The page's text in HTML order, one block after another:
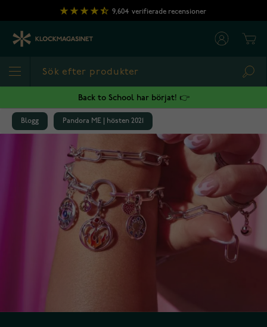
Hoppa till innehållet
9,604 verifierade recensioner
Back to School har börjat! 👉
Blogg Pandora ME | hösten 2021